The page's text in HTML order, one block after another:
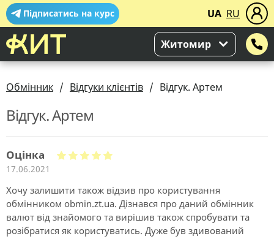
Підписатись на курс UA RU
Житомир
Обмінник Відгуки клієнтів Відгук. Артем
Відгук. Артем
Оцінка
17.06.2021
Хочу залишити також відзив про користування
обмінником obmin.zt.ua. Дізнався про даний обмінник
валют від знайомого та вирішив також спробувати та
розібратися як користуватись. Дуже був здивований